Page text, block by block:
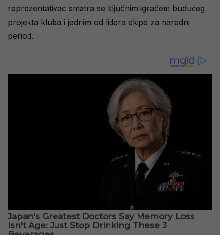
reprezentativac smatra se ključnim igračem budućeg
projekta kluba i jednim od lidera ekipe za naredni
period.